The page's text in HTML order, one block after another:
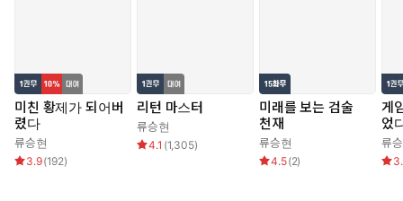
미친 황제가 되어버
렸다
류승현
3.9(192)
리턴 마스터
류승현
4.1 (1,305)
미래를 보는 검술
천재
류승현
4.5(2)
게
었
류